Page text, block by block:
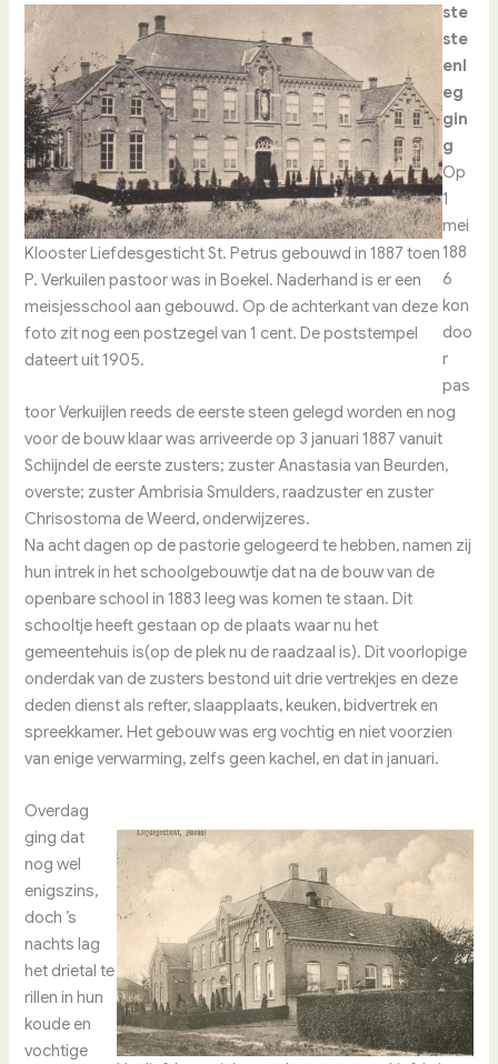
Klooster Liefdesgesticht St. Petrus gebouwd in 1887 toen
P. Verkuilen pastoor was in Boekel. Naderhand is er een
meisjesschool aan gebouwd. Op de achterkant van deze
foto zit nog een postzegel van 1 cent. De poststempel
dateert uit 1905.
ste
ste
enl
eg
gin
g
Op
1
mei
188
6
kon
doo
r
pas
toor Verkuijlen reeds de eerste steen gelegd worden en nog
voor de bouw klaar was arriveerde op 3 januari 1887 vanuit
Schijndel de eerste zusters; zuster Anastasia van Beurden,
overste; zuster Ambrisia Smulders, raadzuster en zuster
Chrisostoma de Weerd, onderwijzeres.
Na acht dagen op de pastorie gelogeerd te hebben, namen zij
hun intrek in het schoolgebouwtje dat na de bouw van de
openbare school in 1883 leeg was komen te staan. Dit
schooltje heeft gestaan op de plaats waar nu het
gemeentehuis is(op de plek nu de raadzaal is). Dit voorlopige
onderdak van de zusters bestond uit drie vertrekjes en deze
deden dienst als refter, slaapplaats, keuken, bidvertrek en
spreekkamer. Het gebouw was erg vochtig en niet voorzien
van enige verwarming, zelfs geen kachel, en dat in januari.
Overdag
ging dat
nog wel
enigszins,
doch ’s
nachts lag
het drietal te
rillen in hun
koude en
vochtige